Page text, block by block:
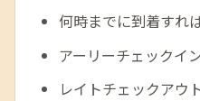
何時までに到着すれ
アーリーチェックイ
レイトチェックアウ